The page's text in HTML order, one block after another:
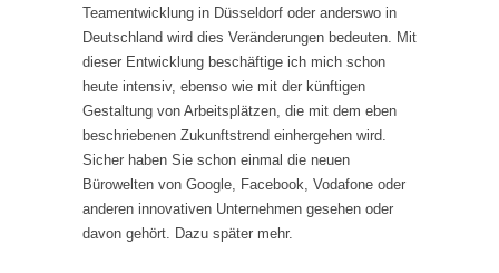
Teamentwicklung in Düsseldorf oder anderswo in
Deutschland wird dies Veränderungen bedeuten. Mit
dieser Entwicklung beschäftige ich mich schon
heute intensiv, ebenso wie mit der künftigen
Gestaltung von Arbeitsplätzen, die mit dem eben
beschriebenen Zukunftstrend einhergehen wird.
Sicher haben Sie schon einmal die neuen
Bürowelten von Google, Facebook, Vodafone oder
anderen innovativen Unternehmen gesehen oder
davon gehört. Dazu später mehr.